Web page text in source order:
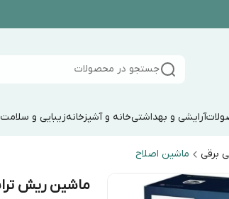
جستجو در محصولات
آرایشی و بهداشتیخانه و آشپزخانهزیبایی و سلامت
برقی ماشین اصلاح